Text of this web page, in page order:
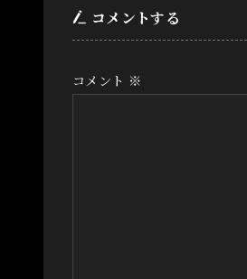
コメントする
コメント ※